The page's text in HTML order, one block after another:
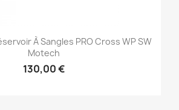
À Sangles PRO Cross WP SW
Motech
130,00 €